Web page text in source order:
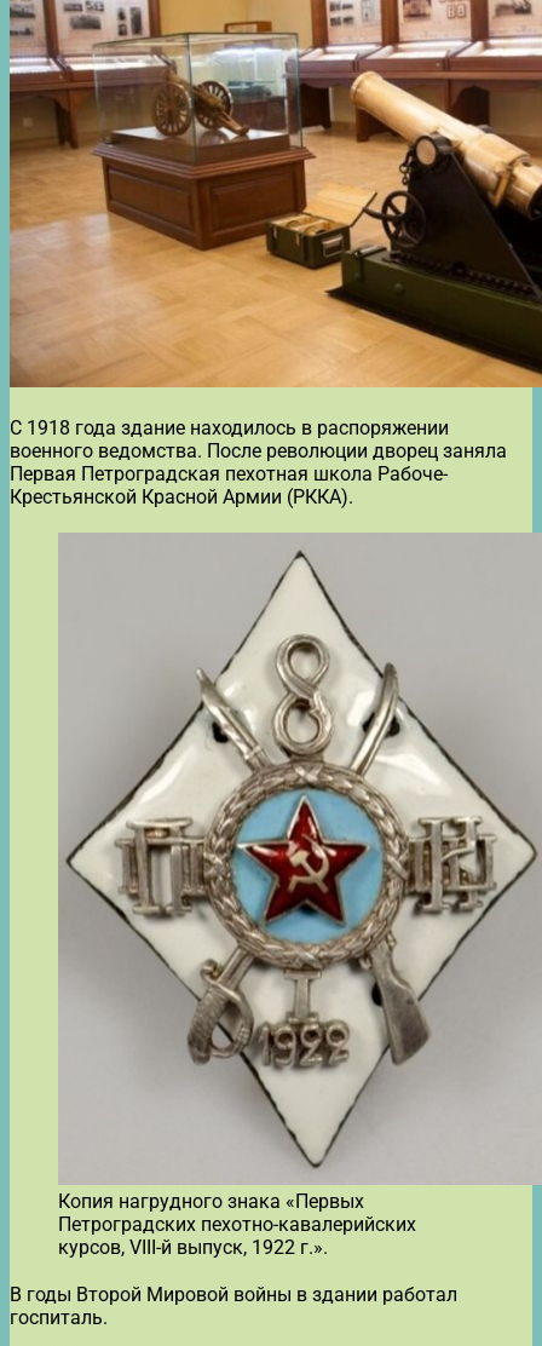
С 1918 года здание находилось в распоряжении
военного ведомства. После революции дворец заняла
Первая Петроградская пехотная школа Рабоче-
Крестьянской Красной Армии (РККА).
Копия нагрудного знака «Первых
Петроградских пехотно-кавалерийских
курсов, VIII-й выпуск, 1922 г.».
В годы Второй Мировой войны в здании работал
госпиталь.